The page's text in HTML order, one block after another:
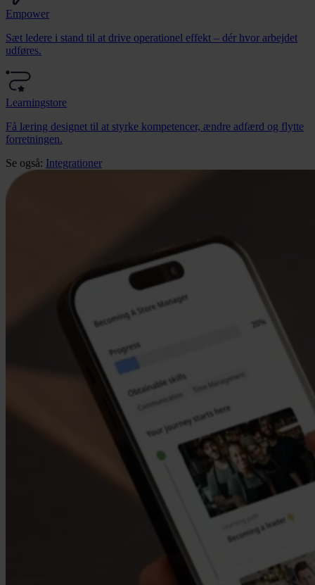
Empower
Sæt ledere i stand til at drive operationel effekt – dér hvor arbejdet
udføres.
Learningstore
Få læring designet til at styrke kompetencer, ændre adfærd og flytte
forretningen.
Se også: Integrationer